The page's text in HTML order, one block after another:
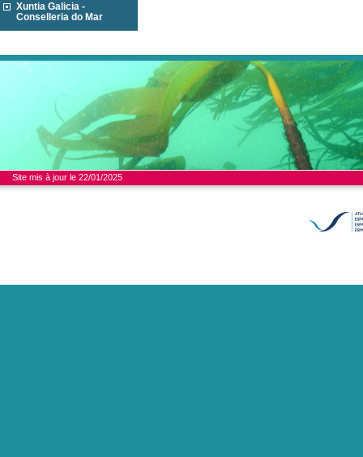
Xuntia Galicia -
Conselleria do Mar
Site mis à jour le 22/01/2025